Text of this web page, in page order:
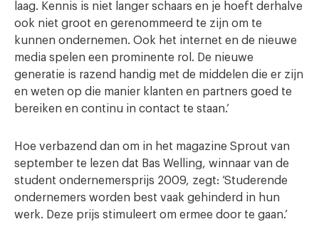
laag. Kennis is niet langer schaars en je hoeft derhalve
ook niet groot en gerenommeerd te zijn om te
kunnen ondernemen. Ook het internet en de nieuwe
media spelen een prominente rol. De nieuwe
generatie is razend handig met de middelen die er zijn
en weten op die manier klanten en partners goed te
bereiken en continu in contact te staan.’
Hoe verbazend dan om in het magazine Sprout van
september te lezen dat Bas Welling, winnaar van de
student ondernemersprijs 2009, zegt: ‘Studerende
ondernemers worden best vaak gehinderd in hun
werk. Deze prijs stimuleert om ermee door te gaan.’